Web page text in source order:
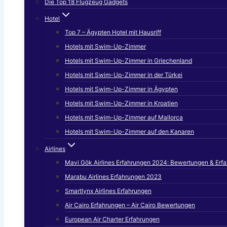
Die Top 18 Flugzeug Gadgets
Hotel
Top 7 – Ägypten Hotel mit Hausriff
Hotels mit Swim-Up-Zimmer
Hotels mit Swim-Up-Zimmer in Griechenland
Hotels mit Swim-Up-Zimmer in der Türkei
Hotels mit Swim-Up-Zimmer in Ägypten
Hotels mit Swim-Up-Zimmer in Kroatien
Hotels mit Swim-Up-Zimmer auf Mallorca
Hotels mit Swim-Up-Zimmer auf den Kanaren
Airlines
Mavi Gök Airlines Erfahrungen 2024: Bewertungen &
Marabu Airlines Erfahrungen 2023
Smartlynx Airlines Erfahrungen
Air Cairo Erfahrungen – Air Cairo Bewertungen
European Air Charter Erfahrungen